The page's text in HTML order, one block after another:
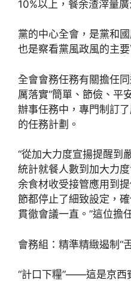
10%以上，餐余渣滓量
黨的中心全會，是黨和
也是察看黨風政風的主要
全會會務任務有關擔任
厲落實“簡單、節儉、平
辦事任務中，專門制訂
的任務計劃。
“從加大力度宣揚提醒到
統計就餐人數到加大力
余食材收受接管應用到
節都停止了細致設定，
貫徹會議一直。”這位擔
會務組：精準精緻遏制“
“計口下糧”——這是京西